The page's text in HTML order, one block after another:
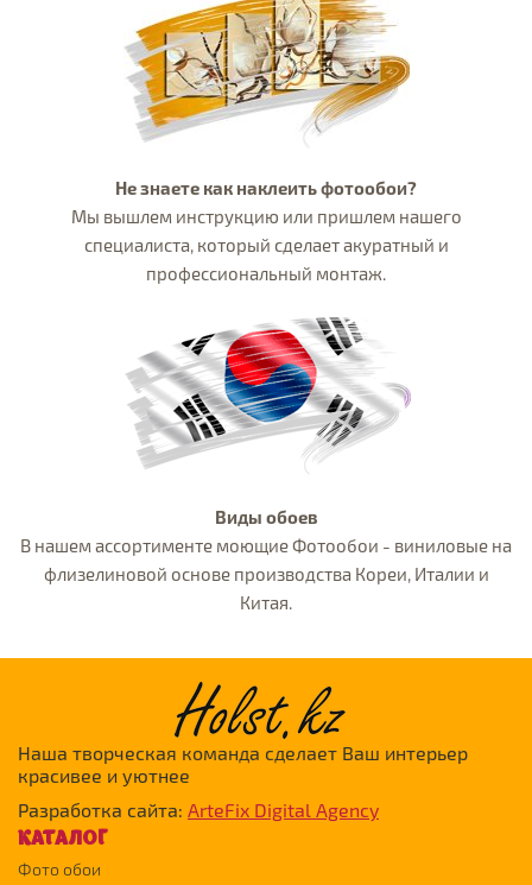
Не знаете как наклеить фотообои?
Мы вышлем инструкцию или пришлем нашего
специалиста, который сделает акуратный и
профессиональный монтаж.
Виды обоев
В нашем ассортименте моющие Фотообои - виниловые на
флизелиновой основе производства Кореи, Италии и
Китая.
Наша творческая команда сделает Ваш интерьер
красивее и уютнее
Разработка сайта: ArteFix Digital Agency
КАТАЛОГ
Фото обои